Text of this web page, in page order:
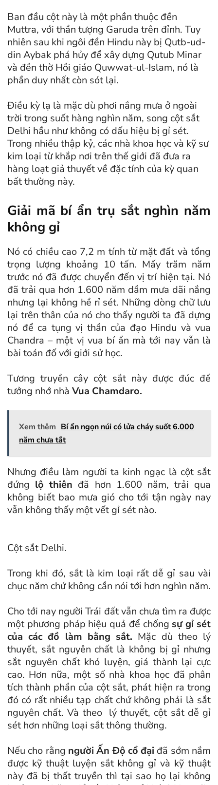
Ban đầu cột này là một phần thuộc đền
Muttra, với thần tượng Garuda trên đỉnh. Tuy
nhiên sau khi ngôi đền Hindu này bị Qutb-ud-
din Aybak phá hủy để xây dựng Qutub Minar
và đền thờ Hồi giáo Quwwat-ul-Islam, nó là
phần duy nhất còn sót lại.
Điều kỳ lạ là mặc dù phơi nắng mưa ở ngoài
trời trong suốt hàng nghìn năm, song cột sắt
Delhi hầu như không có dấu hiệu bị gỉ sét.
Trong nhiều thập kỷ, các nhà khoa học và kỹ sư
kim loại từ khắp nơi trên thế giới đã đưa ra
hàng loạt giả thuyết về đặc tính của kỳ quan
bất thường này.
Giải mã bí ẩn trụ sắt nghìn năm
không gỉ
Nó có chiều cao 7,2 m tính từ mặt đất và tổng
trọng lượng khoảng 10 tấn. Mấy trăm năm
trước nó đã được chuyển đến vị trí hiện tại. Nó
đã trải qua hơn 1.600 năm dầm mưa dãi nắng
nhưng lại không hề rỉ sét. Những dòng chữ lưu
lại trên thân của nó cho thấy người ta đã dựng
nó để ca tụng vị thần của đạo Hindu và vua
Chandra – một vị vua bí ẩn mà tới nay vẫn là
bài toán đố với giới sử học.
Tương truyền cây cột sắt này được đúc để
tưởng nhớ nhà Vua Chamdaro.
Xem thêm Bí ẩn ngọn núi có lửa cháy suốt 6.000
năm chưa tắt
Nhưng điều làm người ta kinh ngạc là cột sắt
đứng lộ thiên đã hơn 1.600 năm, trải qua
không biết bao mưa gió cho tới tận ngày nay
vẫn không thấy một vết gỉ sét nào.
Cột sắt Delhi.
Trong khi đó, sắt là kim loại rất dễ gỉ sau vài
chục năm chứ không cần nói tới hơn nghìn năm.
Cho tới nay người Trái đất vẫn chưa tìm ra được
một phương pháp hiệu quả để chống sự gỉ sét
của các đồ làm bằng sắt. Mặc dù theo lý
thuyết, sắt nguyên chất là không bị gỉ nhưng
sắt nguyên chất khó luyện, giá thành lại cực
cao. Hơn nữa, một số nhà khoa học đã phân
tích thành phần của cột sắt, phát hiện ra trong
đó có rất nhiều tạp chất chứ không phải là sắt
nguyên chất. Và theo lý thuyết, cột sắt dễ gỉ
sét hơn những loại sắt thông thường.
Nếu cho rằng người Ấn Độ cổ đại đã sớm nắm
được kỹ thuật luyện sắt không gỉ và kỹ thuật
này đã bị thất truyền thì tại sao họ lại không